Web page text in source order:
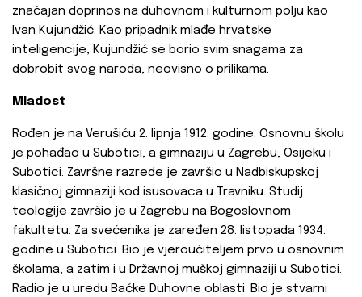
značajan doprinos na duhovnom i kulturnom polju kao
Ivan Kujundžić. Kao pripadnik mlađe hrvatske
inteligencije, Kujundžić se borio svim snagama za
dobrobit svog naroda, neovisno o prilikama.
Mladost
Rođen je na Verušiću 2. lipnja 1912. godine. Osnovnu školu
je pohađao u Subotici, a gimnaziju u Zagrebu, Osijeku i
Subotici. Završne razrede je završio u Nadbiskupskoj
klasičnoj gimnaziji kod isusovaca u Travniku. Studij
teologije završio je u Zagrebu na Bogoslovnom
fakultetu. Za svećenika je zaređen 28. listopada 1934.
godine u Subotici. Bio je vjeroučiteljem prvo u osnovnim
školama, a zatim i u Državnoj muškoj gimnaziji u Subotici.
Radio je u uredu Bačke Duhovne oblasti. Bio je stvarni